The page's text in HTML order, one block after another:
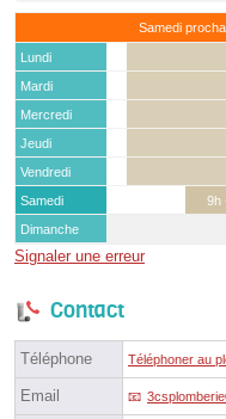
Samedi
Lundi
Mardi
Mercredi
Jeudi
Vendredi
Samedi
9h
Dimanche
Signaler une erreur
Contact
Téléphone Téléphoner au
Email